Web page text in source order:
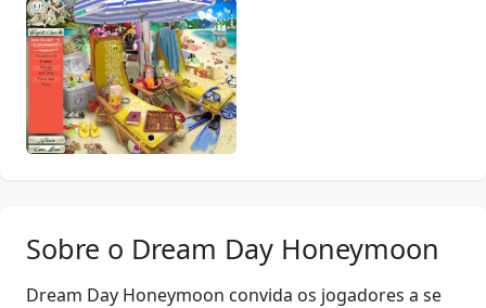
Sobre o Dream Day Honeymoon
Dream Day Honeymoon convida os jogadores a se